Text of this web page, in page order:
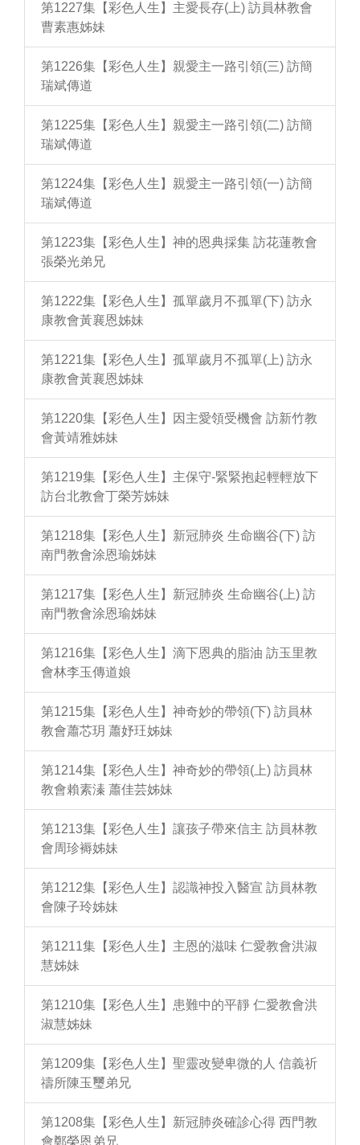
第1227集【彩色人生】主愛長存(上) 訪員林教會
曹素惠姊妹
第1226集【彩色人生】親愛主一路引領(三) 訪簡
瑞斌傳道
第1225集【彩色人生】親愛主一路引領(二) 訪簡
瑞斌傳道
第1224集【彩色人生】親愛主一路引領(一) 訪簡
瑞斌傳道
第1223集【彩色人生】神的恩典採集 訪花蓮教會
張榮光弟兄
第1222集【彩色人生】孤單歲月不孤單(下) 訪永
康教會黃襄恩姊妹
第1221集【彩色人生】孤單歲月不孤單(上) 訪永
康教會黃襄恩姊妹
第1220集【彩色人生】因主愛領受機會 訪新竹教
會黃靖雅姊妹
第1219集【彩色人生】主保守-緊緊抱起輕輕放下
訪台北教會丁榮芳姊妹
第1218集【彩色人生】新冠肺炎 生命幽谷(下) 訪
南門教會涂恩瑜姊妹
第1217集【彩色人生】新冠肺炎 生命幽谷(上) 訪
南門教會涂恩瑜姊妹
第1216集【彩色人生】滴下恩典的脂油 訪玉里教
會林李玉傳道娘
第1215集【彩色人生】神奇妙的帶領(下) 訪員林
教會蕭芯玥 蕭妤玨姊妹
第1214集【彩色人生】神奇妙的帶領(上) 訪員林
教會賴素溱 蕭佳芸姊妹
第1213集【彩色人生】讓孩子帶來信主 訪員林教
會周珍褥姊妹
第1212集【彩色人生】認識神投入醫宣 訪員林教
會陳子玲姊妹
第1211集【彩色人生】主恩的滋味 仁愛教會洪淑
慧姊妹
第1210集【彩色人生】患難中的平靜 仁愛教會洪
淑慧姊妹
第1209集【彩色人生】聖靈改變卑微的人 信義祈
禱所陳玉璽弟兄
第1208集【彩色人生】新冠肺炎確診心得 西門教
會鄭榮恩弟兄